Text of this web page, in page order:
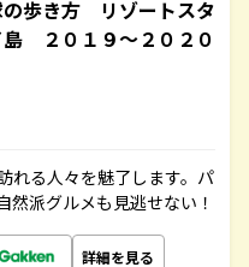
歩き方 リゾートスタ
２０１９～２０２０
れる人々を魅了します。パ
然派グルメも見逃せない！
詳細を見る